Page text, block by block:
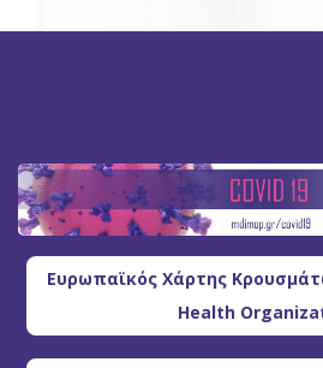
Ευρωπαϊκός Χάρτης
Health